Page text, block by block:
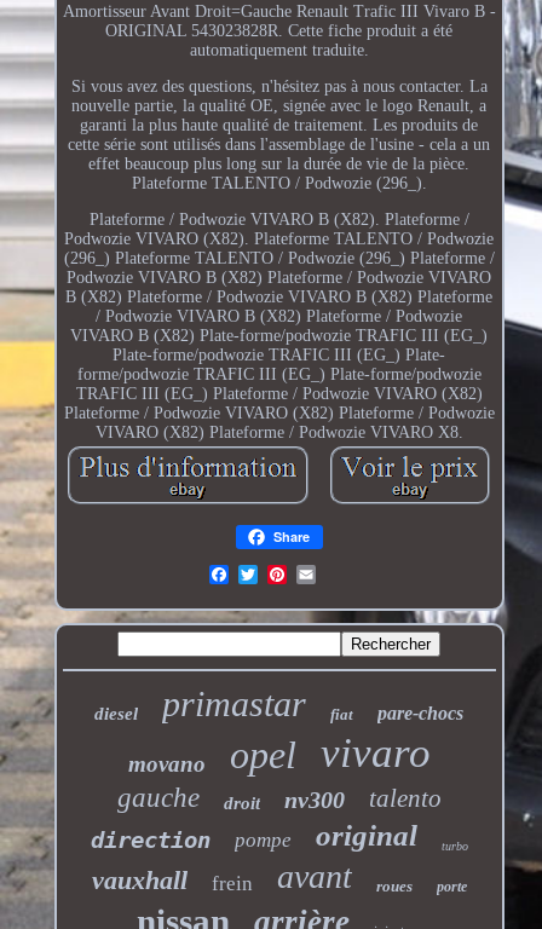
Amortisseur Avant Droit=Gauche Renault Trafic III Vivaro B -
ORIGINAL 543023828R. Cette fiche produit a été
automatiquement traduite.
Si vous avez des questions, n'hésitez pas à nous contacter. La
nouvelle partie, la qualité OE, signée avec le logo Renault, a
garanti la plus haute qualité de traitement. Les produits de
cette série sont utilisés dans l'assemblage de l'usine - cela a un
effet beaucoup plus long sur la durée de vie de la pièce.
Plateforme TALENTO / Podwozie (296_).
Plateforme / Podwozie VIVARO B (X82). Plateforme /
Podwozie VIVARO (X82). Plateforme TALENTO / Podwozie
(296_) Plateforme TALENTO / Podwozie (296_) Plateforme /
Podwozie VIVARO B (X82) Plateforme / Podwozie VIVARO
B (X82) Plateforme / Podwozie VIVARO B (X82) Plateforme
/ Podwozie VIVARO B (X82) Plateforme / Podwozie
VIVARO B (X82) Plate-forme/podwozie TRAFIC III (EG_)
Plate-forme/podwozie TRAFIC III (EG_) Plate-
forme/podwozie TRAFIC III (EG_) Plate-forme/podwozie
TRAFIC III (EG_) Plateforme / Podwozie VIVARO (X82)
Plateforme / Podwozie VIVARO (X82) Plateforme / Podwozie
VIVARO (X82) Plateforme / Podwozie VIVARO X8.
Share
diesel primastar fiat pare-chocs
movano opel vivaro
gauche droit nv300 talento
direction pompe original turbo
vauxhall frein avant roues porte
nissan arrière